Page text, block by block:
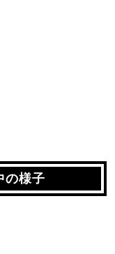
の様子